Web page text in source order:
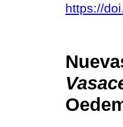
https://